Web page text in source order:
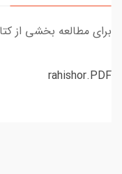
برای مطالعه بخشی از
rahishor.PDF